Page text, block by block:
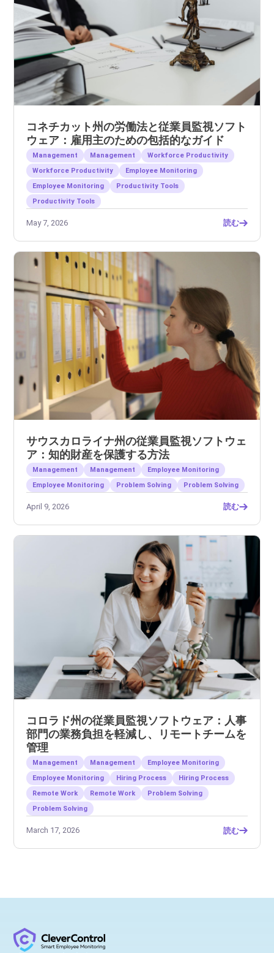
コネチカット州の労働法と従業員監視ソフト
ウェア：雇用主のための包括的なガイド
Management Management
Workforce Productivity
Workforce Productivity
Employee Monitoring
Employee Monitoring
Productivity Tools
Productivity Tools
May 7, 2026 読む
サウスカロライナ州の従業員監視ソフトウェ
ア：知的財産を保護する方法
Management Management
Employee Monitoring
Employee Monitoring
Problem Solving Problem Solving
April 9, 2026 読む
コロラド州の従業員監視ソフトウェア：人事
部門の業務負担を軽減し、リモートチームを
管理
Management Management
Employee Monitoring
Employee Monitoring
Hiring Process
Hiring Process
Remote Work
Remote Work
Problem Solving
Problem Solving
March 17, 2026 読む